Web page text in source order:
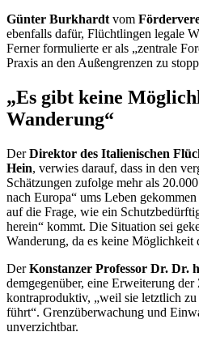
Günter Burkhardt vom
ebenfalls dafür, Flüchtlingen legale
Ferner formulierte er als „zentrale
Praxis an den Außengrenzen zu
„Es gibt keine
Wanderung“
DerDirektor des Italienischen
Hein, verwies darauf, dass in den
Schätzungen zufolge mehr als
nach Europa“ ums Leben
auf die Frage, wie ein
herein“ kommt. Die Situation sei
Wanderung, da es keine Möglichkeit
DerKonstanzer Professor Dr. Dr.
demgegenüber, eine Erweiterung der
kontraproduktiv, „weil sie letztlich
führt“. Grenzüberwachung und
unverzichtbar.